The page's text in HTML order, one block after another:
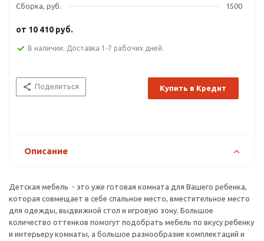
Сборка, руб.
1500
от 10 410 руб.
В наличии. Доставка 1-7 рабочих дней.
Поделиться Купить в Кредит
Описание
Детская мебель - это уже готовая комната для Вашего ребенка,
которая совмещает в себе спальное место, вместительное место
для одежды, выдвижной стол и игровую зону. Большое
количество оттенков помогут подобрать мебель по вкусу ребенку
и интерьеру комнаты, а большое разнообразие комплектаций и